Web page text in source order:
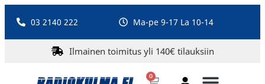
03 2140 222 Ma-pe 9-17 La 10-14
Ilmainen toimitus yli 140€ tilauksiin
0